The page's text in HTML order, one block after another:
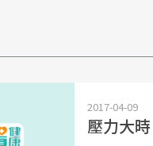
2017-04-09
壓力大